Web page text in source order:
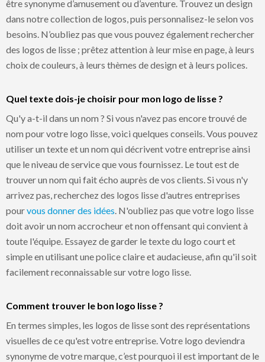
être synonyme d’amusement ou d’aventure. Trouvez un design
dans notre collection de logos, puis personnalisez-le selon vos
besoins. N’oubliez pas que vous pouvez également rechercher
des logos de lisse ; prêtez attention à leur mise en page, à leurs
choix de couleurs, à leurs thèmes de design et à leurs polices.
Quel texte dois-je choisir pour mon logo de lisse ?
Qu'y a-t-il dans un nom ? Si vous n'avez pas encore trouvé de
nom pour votre logo lisse, voici quelques conseils. Vous pouvez
utiliser un texte et un nom qui décrivent votre entreprise ainsi
que le niveau de service que vous fournissez. Le tout est de
trouver un nom qui fait écho auprès de vos clients. Si vous n'y
arrivez pas, recherchez des logos lisse d'autres entreprises
pourvous donner des idées . N'oubliez pas que votre logo lisse
doit avoir un nom accrocheur et non offensant qui convient à
toute l'équipe. Essayez de garder le texte du logo court et
simple en utilisant une police claire et audacieuse, afin qu'il soit
facilement reconnaissable sur votre logo lisse.
Comment trouver le bon logo lisse ?
En termes simples, les logos de lisse sont des représentations
visuelles de ce qu'est votre entreprise. Votre logo deviendra
synonyme de votre marque, c’est pourquoi il est important de le